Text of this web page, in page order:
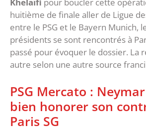
Khelaïfi pour boucler cette
huitième de finale aller de Ligue
entre le PSG et le Bayern Munich,
présidents se sont rencontrés à
passé pour évoquer le dossier. La
autre selon une autre source
PSG Mercato :
bien honorer son
Paris SG